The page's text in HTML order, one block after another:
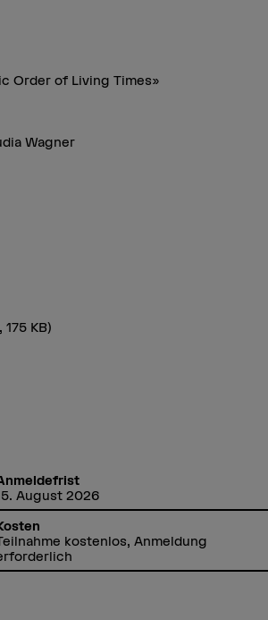
Order of Living Times»
Wagner
175 KB)
August 2026
kostenlos, Anmeldung